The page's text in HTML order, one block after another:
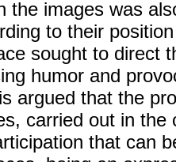
the images was
to their
sought to direct
humor and
argued that the
carried out in
that can